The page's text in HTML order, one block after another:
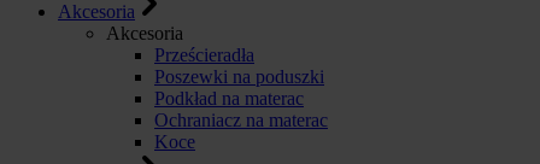
Akcesoria
Akcesoria
Prześcieradła
Poszewki na poduszki
Podkład na materac
Ochraniacz na materac
Koce